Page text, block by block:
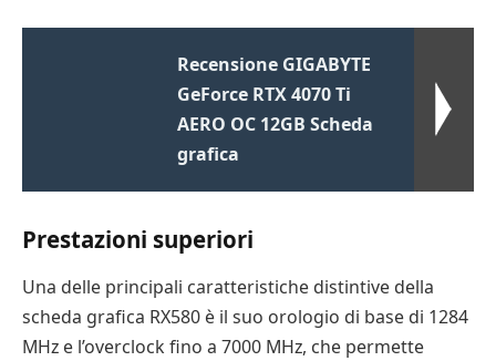
Recensione GIGABYTE
GeForce RTX 4070 Ti
AERO OC 12GB Scheda
grafica
Prestazioni superiori
Una delle principali caratteristiche distintive della
scheda grafica RX580 è il suo orologio di base di 1284
MHz e l’overclock fino a 7000 MHz, che permette